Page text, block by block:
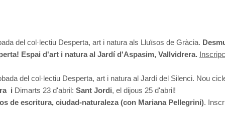
del col·lectiu Desperta, art i natura als Lluïsos de Gràcia.
Espai d'art i natura al Jardí d'Aspasim, Vallvidrera.
del col·lectiu Desperta, art i natura al Jardí del Silenci. Nou
i Dimarts 23 d'abril: Sant Jordi, el dijous 25 d'abril!
de escritura, ciudad-naturaleza (con Mariana Pellegrini).